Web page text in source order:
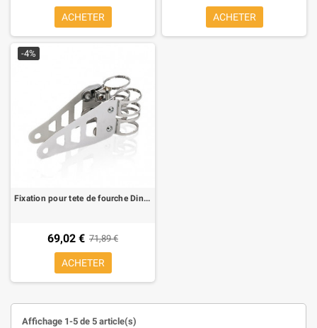
ACHETER ACHETER
-4%
Fixation pour tete de fourche Dinamik
69,02 € 71,89 €
ACHETER
Affichage 1-5 de 5 article(s)